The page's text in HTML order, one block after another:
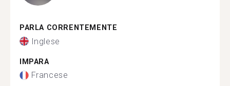
PARLA CORRENTEMENTE
Inglese
IMPARA
Francese